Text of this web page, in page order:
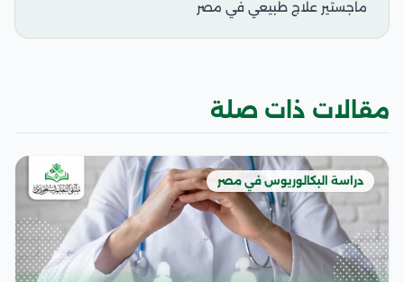
ماجستير علاج طبيعي في مصر
مقالات ذات صلة
دراسة البكالوريوس في مصر